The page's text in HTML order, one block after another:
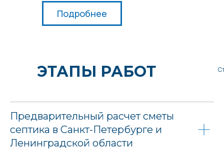
Подробнее
ЭТАПЫ РАБОТ
Предварительный расчет сметы
септика в Санкт-Петербурге и
Ленинградской области